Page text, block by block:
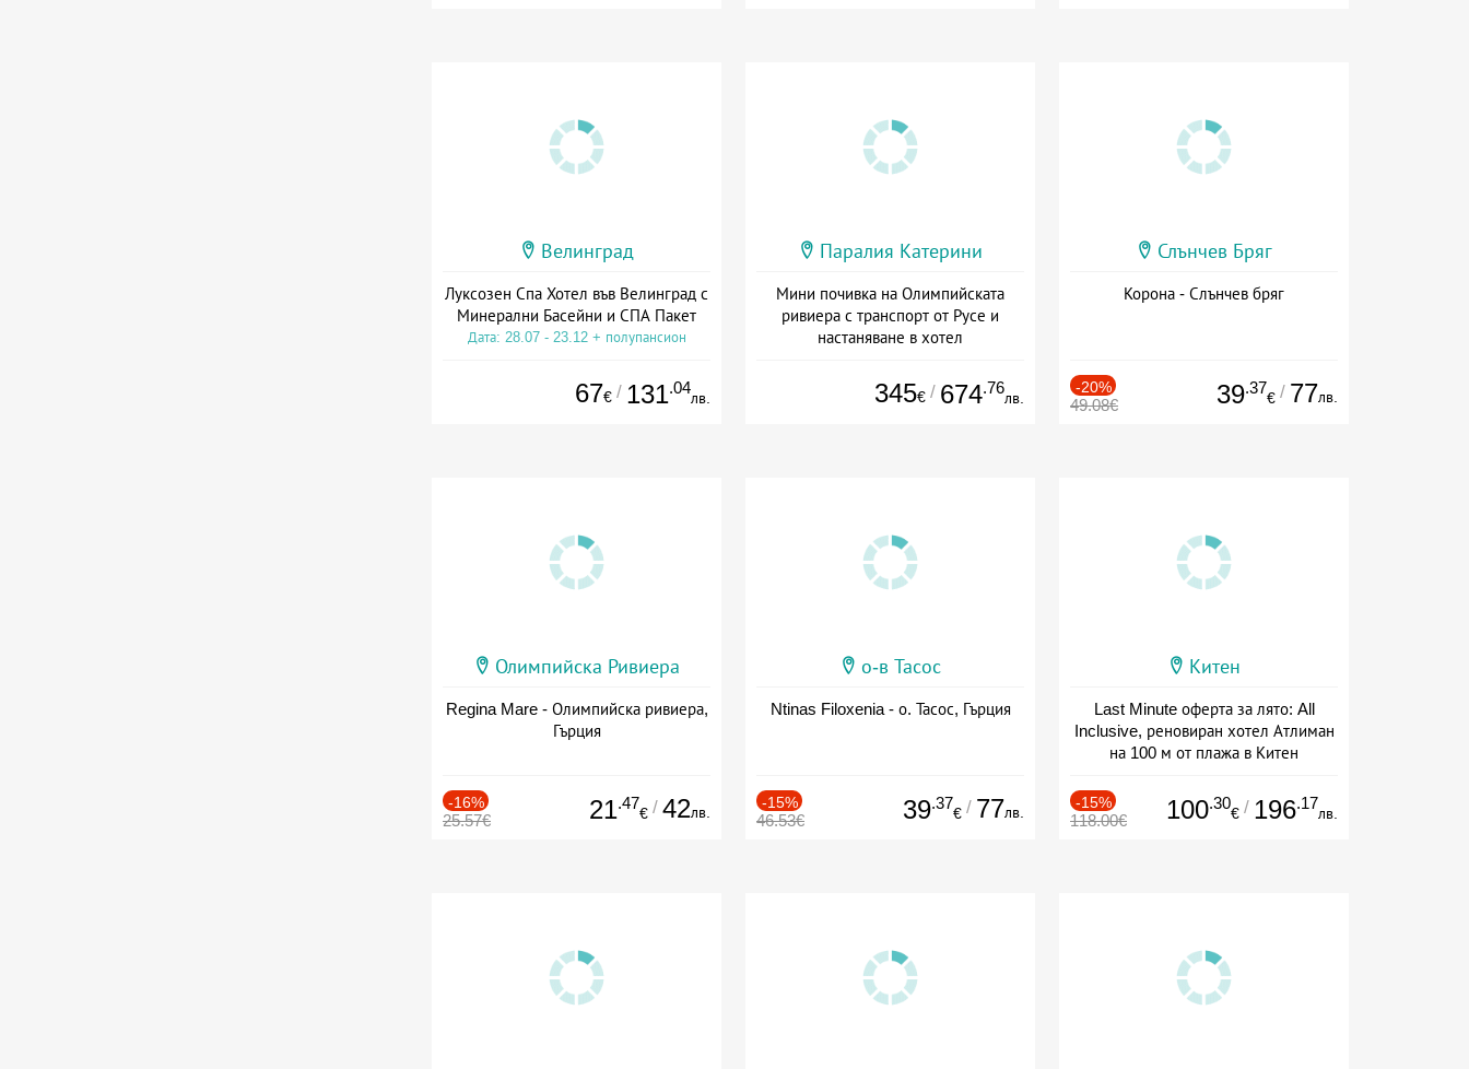
Велинград
Луксозен Спа Хотел във Велинград с
Минерални Басейни и СПА Пакет
Дата: 28.07 - 23.12 + полупансион
67€ / 131.04
лв.
Паралия Катерини
Мини почивка на Олимпийската
ривиера с транспорт от Русе и
настаняване в хотел
345€ / 674.76
лв.
Слънчев Бряг
Корона - Слънчев бряг
-20%
49.08€ 39.37
€ / 77лв.
Олимпийска Ривиера
Regina Mare - Олимпийска ривиера,
Гърция
-16%
25.57€ 21.47
€ / 42лв.
о-в Тасос
Ntinas Filoxenia - о. Тасос, Гърция
-15%
46.53€ 39.37
€ / 77лв.
Китен
Last Minute оферта за лято: All
Inclusive, реновиран хотел Атлиман
на 100 м от плажа в Китен
-15%
118.00€ 100.30
€ / 196.17
лв.